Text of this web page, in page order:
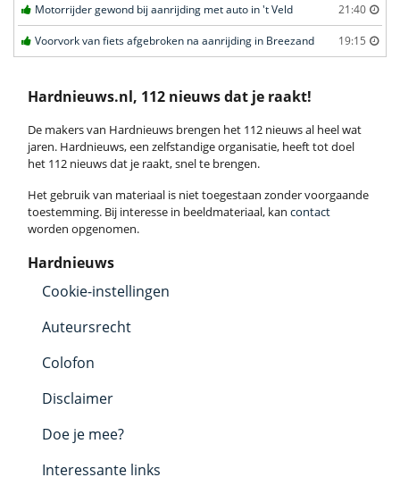
Motorrijder gewond bij aanrijding met auto in 't Veld 21:40
Voorvork van fiets afgebroken na aanrijding in Breezand 19:15
Hardnieuws.nl, 112 nieuws dat je raakt!
De makers van Hardnieuws brengen het 112 nieuws al heel wat
jaren. Hardnieuws, een zelfstandige organisatie, heeft tot doel
het 112 nieuws dat je raakt, snel te brengen.
Het gebruik van materiaal is niet toegestaan zonder voorgaande
toestemming. Bij interesse in beeldmateriaal, kan contact
worden opgenomen.
Hardnieuws
Cookie-instellingen
Auteursrecht
Colofon
Disclaimer
Doe je mee?
Interessante links